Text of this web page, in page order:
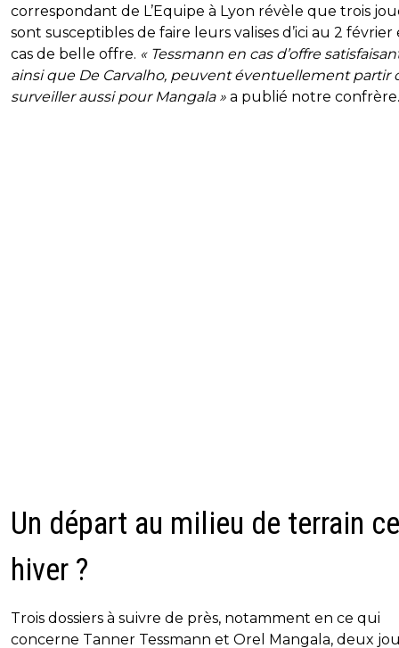
correspondant de L’Equipe à Lyon révèle que trois
sont susceptibles de faire leurs valises d’ici au 2 février
cas de belle offre. « Tessmann en cas d’offre
ainsi que De Carvalho, peuvent éventuellement partir
surveiller aussi pour Mangala » a publié notre confrère.
Un départ au milieu de terrain
hiver ?
Trois dossiers à suivre de près, notamment en ce qui
concerne Tanner Tessmann et Orel Mangala, deux